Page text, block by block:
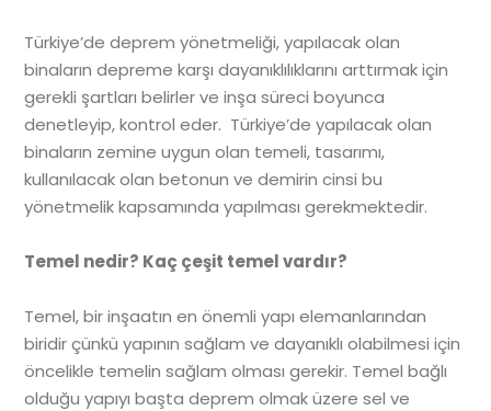
Türkiye’de deprem yönetmeliği, yapılacak olan
binaların depreme karşı dayanıklılıklarını arttırmak için
gerekli şartları belirler ve inşa süreci boyunca
denetleyip, kontrol eder. Türkiye’de yapılacak olan
binaların zemine uygun olan temeli, tasarımı,
kullanılacak olan betonun ve demirin cinsi bu
yönetmelik kapsamında yapılması gerekmektedir.
Temel nedir? Kaç çeşit temel vardır?
Temel, bir inşaatın en önemli yapı elemanlarından
biridir çünkü yapının sağlam ve dayanıklı olabilmesi için
öncelikle temelin sağlam olması gerekir. Temel bağlı
olduğu yapıyı başta deprem olmak üzere sel ve